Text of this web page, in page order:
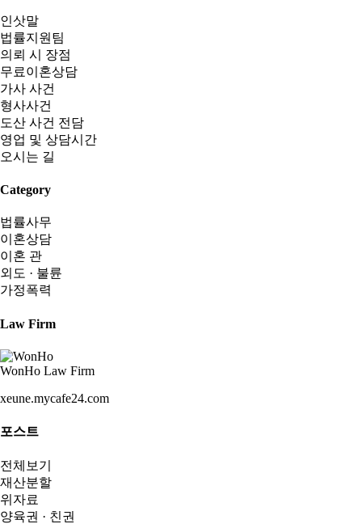
인삿말
법률지원팀
의뢰 시 장점
무료이혼상담
가사 사건
형사사건
도산 사건 전담
영업 및 상담시간
오시는 길
Category
법률사무
이혼상담
이혼 관
외도 · 불륜
가정폭력
Law Firm
WonHo Law Firm
xeune.mycafe24.com
포스트
전체보기
재산분할
위자료
양육권 · 친권